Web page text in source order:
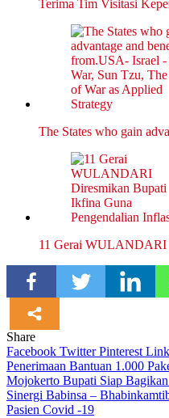
Terima Tim Visitasi
The States who gain
11 Gerai
Share
Facebook TwitterPinterest
Navigasi
pos
Penerimaan Bantuan 1.000
Mojokerto Bupati Siap
Sinergi Babinsa –
Pasien Covid -19